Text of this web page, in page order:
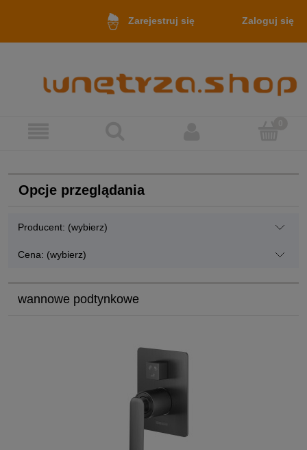
Zarejestruj się Zaloguj się
Opcje przeglądania
Producent: (wybierz)
Cena: (wybierz)
wannowe podtynkowe